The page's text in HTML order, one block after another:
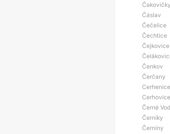
Čakovičky
Čáslav
Čečelice
Čechtice
Čenkov
Čerčany
Cerhenice
Cerhovice
Černé
Černíky
Černíny